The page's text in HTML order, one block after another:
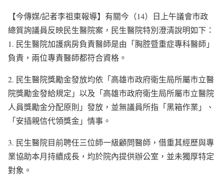
【今傳媒/記者李祖東報導】有關今（14）日上午議會市政
總質詢議員反映民生醫院案，民生醫院特別澄清說明如下：
1. 民生醫院加護病房負責醫師是由「胸腔暨重症專科醫師」
負責，兩位專責醫師都符合資格。
2. 民生醫院獎勵金發放均依「高雄市政府衛生局所屬市立醫
院獎勵金發給規定」以及「高雄市政府衛生局所屬市立醫院
人員獎勵金分配原則」發放，並無議員所指「黑箱作業」、
「安插親信代領獎金」情事。
3. 民生醫院目前聘任三位師一級顧問醫師，借重其經歷與專
業協助本月持續成長，均於院內提供辦公室，並未獨厚特定
對象。